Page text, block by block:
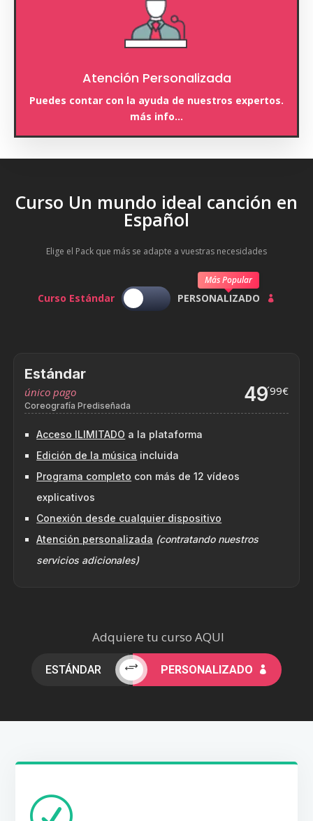
Atención Personalizada
Puedes contar con la ayuda de nuestros expertos.
más info…
Curso Un mundo ideal canción en
Español
Elige el Pack que más se adapte a vuestras necesidades
Curso Estándar
Más Popular

PERSONALIZADO
Estándar
único pago
Coreografía Prediseñada 49´99€
Acceso ILIMITADO a la plataforma
Edición de la música incluida
Programa completo con más de 12 vídeos
explicativos
Conexión desde cualquier dispositivo
Atención personalizada (contratando nuestros
servicios adicionales)
Adquiere tu curso AQUI
ESTÁNDAR + PERSONALIZADO 
POLÍTICA DE CAMBIOS